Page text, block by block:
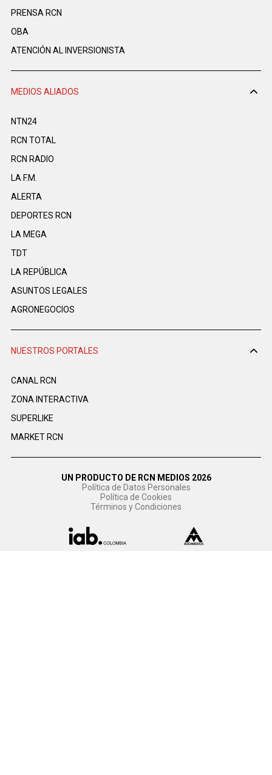
PRENSA RCN
OBA
ATENCIÓN AL INVERSIONISTA
MEDIOS ALIADOS
NTN24
RCN TOTAL
RCN RADIO
LA F.M.
ALERTA
DEPORTES RCN
LA MEGA
TDT
LA REPÚBLICA
ASUNTOS LEGALES
AGRONEGOCIOS
NUESTROS PORTALES
CANAL RCN
ZONA INTERACTIVA
SUPERLIKE
MARKET RCN
UN PRODUCTO DE RCN MEDIOS 2026
Política de Datos Personales
Política de Cookies
Términos y Condiciones